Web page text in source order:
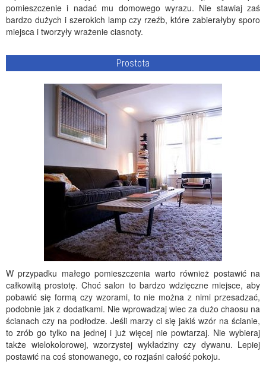
pomieszczenie i nadać mu domowego wyrazu. Nie stawiaj zaś
bardzo dużych i szerokich lamp czy rzeźb, które zabierałyby sporo
miejsca i tworzyły wrażenie ciasnoty.
Prostota
W przypadku małego pomieszczenia warto również postawić na
całkowitą prostotę. Choć salon to bardzo wdzięczne miejsce, aby
pobawić się formą czy wzorami, to nie można z nimi przesadzać,
podobnie jak z dodatkami. Nie wprowadzaj wiec za dużo chaosu na
ścianach czy na podłodze. Jeśli marzy ci się jakiś wzór na ścianie,
to zrób go tylko na jednej i już więcej nie powtarzaj. Nie wybieraj
także wielokolorowej, wzorzystej wykładziny czy dywanu. Lepiej
postawić na coś stonowanego, co rozjaśni całość pokoju.